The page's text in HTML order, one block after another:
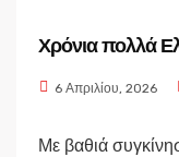
Χρόνια πολλά
6 Απριλίου, 2026
Με βαθιά